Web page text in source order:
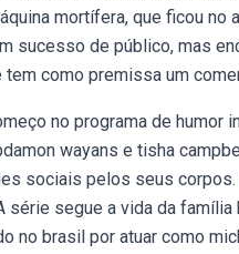
mortífera, que ficou
sucesso de público, mas
como premissa um
no programa de
wayans e tisha
sociais pelos seus
segue a vida da
no brasil por atuar como